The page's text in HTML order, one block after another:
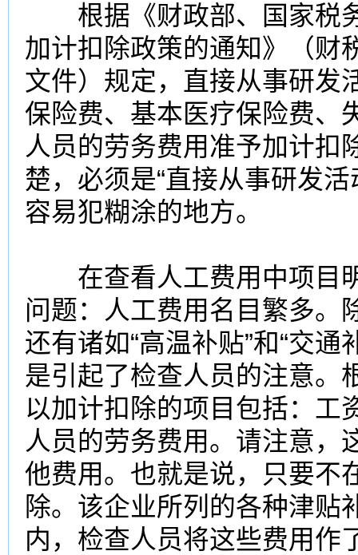
根据《财政部、国家税
加计扣除政策的通知》（财
文件）规定，直接从事研发
保险费、基本医疗保险费、
人员的劳务费用准予加计扣
楚，必须是“直接从事研发
容易犯糊涂的地方。
在查看人工费用中项目
问题：人工费用名目繁多。
还有诸如“高温补贴”和“交
是引起了检查人员的注意。
以加计扣除的项目包括：工
人员的劳务费用。请注意，
他费用。也就是说，只要不
除。该企业所列的各种津贴
内，检查人员将这些费用作